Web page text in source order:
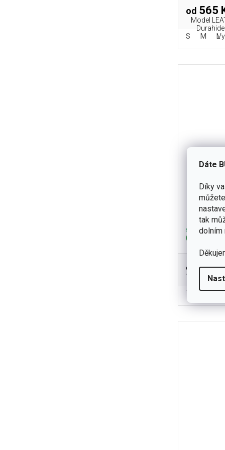
Dáte
Díky
tak
dolním
od 565
Model
S M L
skladem
(1 ks)
od 3
Vynikající
7